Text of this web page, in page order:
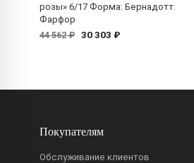
розы» 6/17 Форма: Бернадотт.
Фарфор
44 562 ₽ 30 303 ₽
Покупателям
Обслуживание клиентов